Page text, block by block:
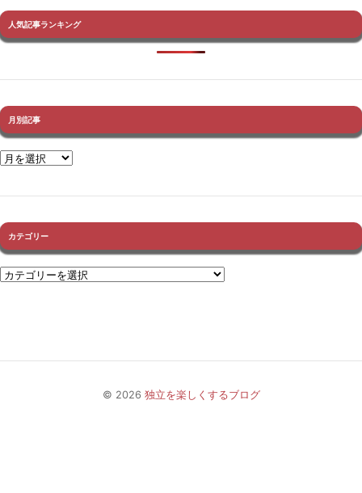
人気記事ランキング
月別記事
カテゴリー
© 2026 独立を楽しくするブログ